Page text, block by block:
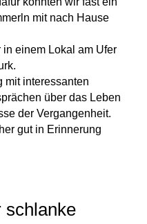
mit nach Hause
einem Lokal am Ufer
mit interessanten
über das Leben
der Vergangenheit.
gut in Erinnerung
schlanke